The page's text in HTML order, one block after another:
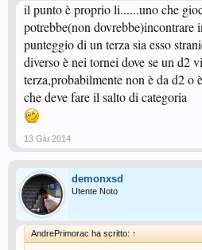
il punto è proprio li......uno che
potrebbe(non dovrebbe)incontrare
punteggio di un terza sia esso
diverso è nei tornei dove se un d2
terza,probabilmente non è da d2 o
che deve fare il salto di categoria
13 Giu 2014
demonxsd
Utente Noto
AndrePrimorac ha scritto: ↑